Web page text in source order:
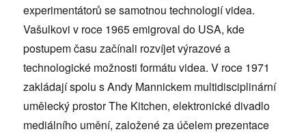
experimentátorů se samotnou technologií videa.
Vašulkovi v roce 1965 emigroval do USA, kde
postupem času začínali rozvíjet výrazové a
technologické možnosti formátu videa. V roce 1971
zakládají spolu s Andy Mannickem multidisciplinární
umělecký prostor The Kitchen, elektronické divadlo
mediálního umění, založené za účelem prezentace